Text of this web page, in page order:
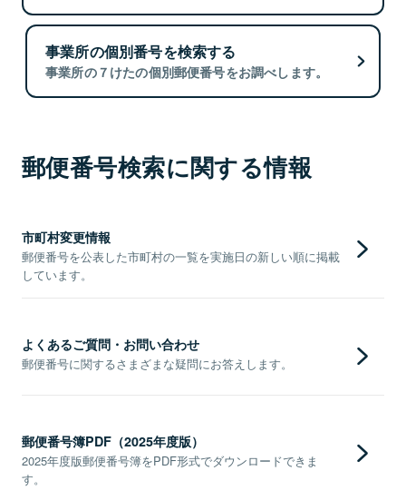
事業所の個別番号を検索する
事業所の７けたの個別郵便番号をお調べします。
郵便番号検索に関する情報
市町村変更情報
郵便番号を公表した市町村の一覧を実施日の新しい順に掲載
しています。
よくあるご質問・お問い合わせ
郵便番号に関するさまざまな疑問にお答えします。
郵便番号簿PDF（2025年度版）
2025年度版郵便番号簿をPDF形式でダウンロードできま
す。